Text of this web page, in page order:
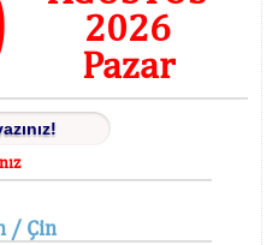
2026
Pazar
/ Çin